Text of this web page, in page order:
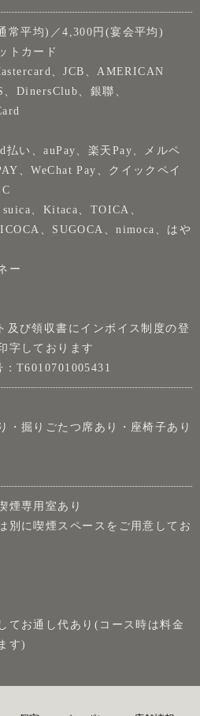
常平均)／4,300円(宴会平均)
トカード
、JCB、AMERICAN
、DinersClub、銀聯、
払い、auPay、楽天Pay、メルペ
、WeChat Pay、クイックペイ
、Kitaca、TOICA、
、SUGOCA、nimoca、はや
ー
及び領収書にインボイス制度の登
字しております
：T6010701005431
・掘りごたつ席あり・座椅子あり
専用室あり
別に喫煙スペースをご用意してお
てお通し代あり(コース時は料金
す)